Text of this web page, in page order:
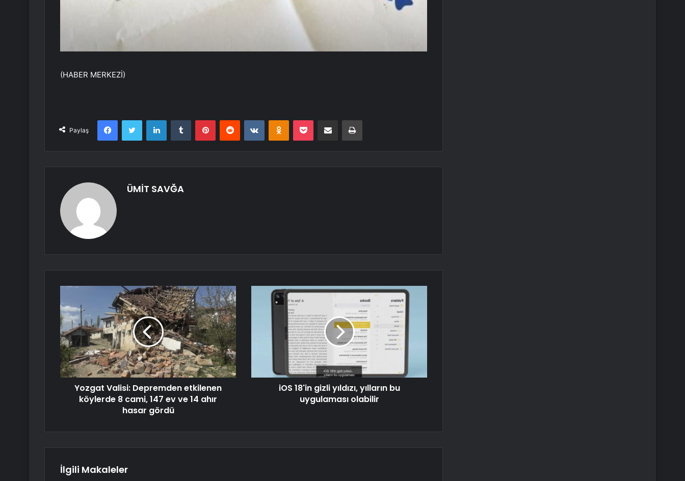
(HABER MERKEZİ)
Paylaş
FacebookTwitter LinkedInTumblr PinterestReddit VKontakteOdnoklassniki
Pocket E-Posta ile paylaş Yazdır
ÜMİT SAVĞA
Yozgat Valisi: Depremden etkilenen
köylerde 8 cami, 147 ev ve 14 ahır
hasar gördü
iOS 18'in gizli yıldızı, yılların bu
uygulaması olabilir
İlgili Makaleler